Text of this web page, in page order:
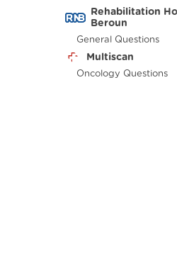
Rehabilitation
Beroun
General Questions
Multiscan
Oncology Questions